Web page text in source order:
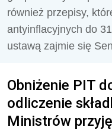
również przepisy,
antyinflacyjnych do
ustawą zajmie się
Obniżenie PIT
odliczenie
Ministrów